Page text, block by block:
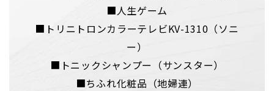
■人生ゲーム
■トリニトロンカラーテレビKV-1310（ソニ
ー）
■トニックシャンプー（サンスター）
■ちふれ化粧品（地婦連）